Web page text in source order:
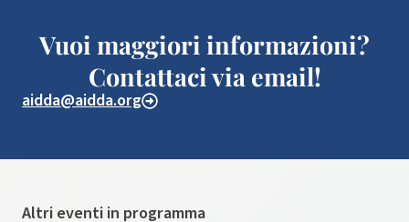
Vuoi maggiori informazioni?
Contattaci via email!
aidda@aidda.org
Altri eventi in programma